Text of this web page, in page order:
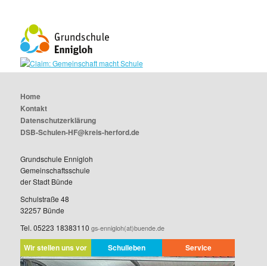
Home
Kontakt
Datenschutzerklärung
DSB-Schulen-HF@kreis-herford.de
Grundschule Ennigloh
Gemeinschaftsschule
der Stadt Bünde
Schulstraße 48
32257 Bünde
Tel. 05223 18383110 gs-ennigloh(at)buende.de
Wir stellen uns vor Schulleben Service